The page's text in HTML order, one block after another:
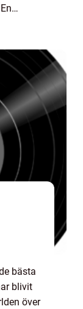
bästa
blivit
över